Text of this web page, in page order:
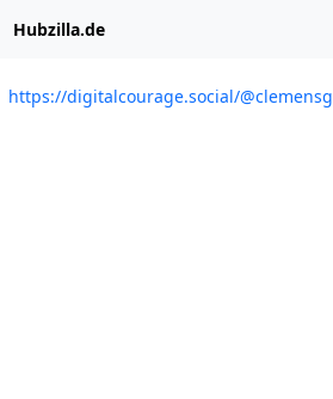
Hubzilla.de
https://digitalcourage.social/@clemensg